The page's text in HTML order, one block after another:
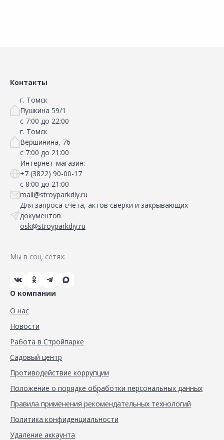
Контакты
г. Томск
Пушкина 59/1
с 7:00 до 22:00
г. Томск
Вершинина, 76
с 7:00 до 21:00
Интернет-магазин:
+7 (3822) 90-00-17
с 8:00 до 21:00
mail@stroyparkdiy.ru
Для запроса счета, актов сверки и закрывающих
документов
osk@stroyparkdiy.ru
Мы в соц. сетях:
О компании
О нас
Новости
Работа в Стройпарке
Садовый центр
Противодействие коррупции
Положение о порядке обработки персональных данных
Правила применения рекомендательных технологий
Политика конфиденциальности
Удаление аккаунта